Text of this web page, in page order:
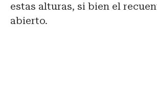
estas alturas, si bien el
abierto.